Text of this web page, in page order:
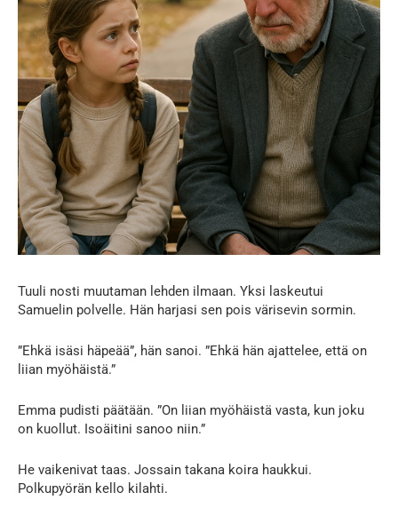
Tuuli nosti muutaman lehden ilmaan. Yksi laskeutui
Samuelin polvelle. Hän harjasi sen pois värisevin sormin.
”Ehkä isäsi häpeää”, hän sanoi. ”Ehkä hän ajattelee, että on
liian myöhäistä.”
Emma pudisti päätään. ”On liian myöhäistä vasta, kun joku
on kuollut. Isoäitini sanoo niin.”
He vaikenivat taas. Jossain takana koira haukkui.
Polkupyörän kello kilahti.